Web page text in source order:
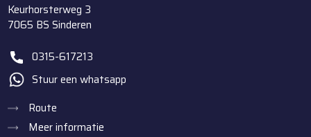
Keurhorsterweg 3
7065 BS Sinderen
0315-617213
Stuur een whatsapp
Route
Meer informatie